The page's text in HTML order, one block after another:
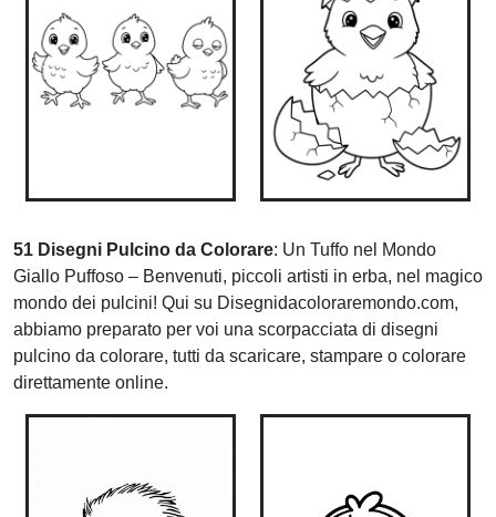
51 Disegni Pulcino da Colorare: Un Tuffo nel Mondo
Giallo Puffoso – Benvenuti, piccoli artisti in erba, nel magico
mondo dei pulcini! Qui su Disegnidacoloraremondo.com,
abbiamo preparato per voi una scorpacciata di disegni
pulcino da colorare, tutti da scaricare, stampare o colorare
direttamente online.